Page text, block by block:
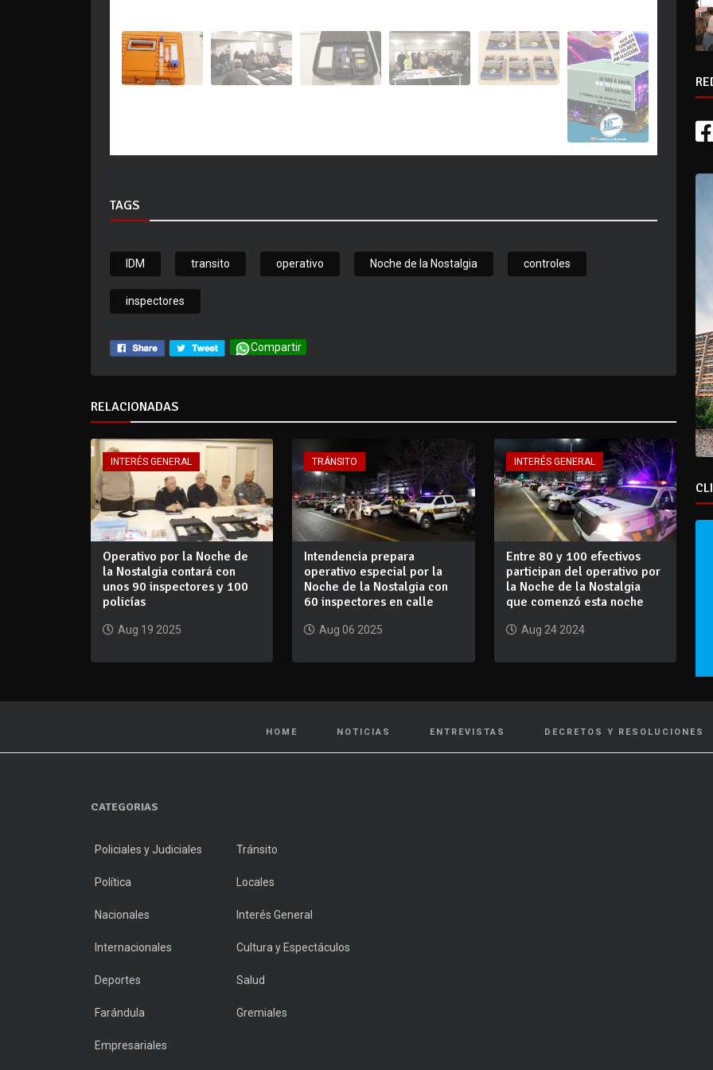
TAGS
IDM transito operativo Noche de la Nostalgia controles
inspectores
Compartir
RELACIONADAS
INTERÉS GENERAL
Operativo por la Noche de
la Nostalgia contará con
unos 90 inspectores y 100
policías
Aug 19 2025
TRÁNSITO
Intendencia prepara
operativo especial por la
Noche de la Nostalgia con
60 inspectores en calle
Aug 06 2025
INTERÉS GENERAL
Entre 80 y 100 efectivos
participan del operativo por
la Noche de la Nostalgia
que comenzó esta noche
Aug 24 2024
HOME NOTICIAS ENTREVISTAS DECRETOS Y RESOLUCIONES
CATEGORIAS
Policiales y Judiciales Tránsito
Política Locales
Nacionales Interés General
Internacionales Cultura y Espectáculos
Deportes Salud
Farándula Gremiales
Empresariales